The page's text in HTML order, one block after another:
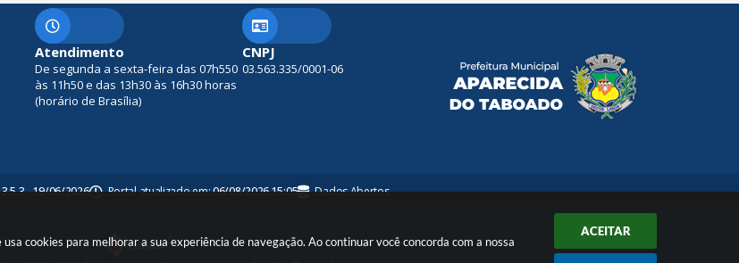
cookies para melhorar a sua experiência de navegação. Ao continuar você concorda com a nossa
ACEITAR
Atendimento
De segunda a sexta-feira das 07h550
às 11h50 e das 13h30 às 16h30 horas
(horário de Brasília)
CNPJ
03.563.335/0001-06
3.5.3 - 19/06/2026 Portal atualizado em:06/08/2026 15:05 Dados Abertos